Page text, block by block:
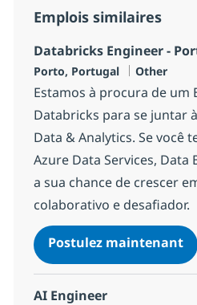
Emplois similaires
Databricks Engineer -
Localisation
Porto, Portugal Catégorie
Other
Estamos à procura de um
Databricks para se juntar
Data & Analytics. Se você
Azure Data Services, Data
a sua chance de crescer
colaborativo e desafiador.
Postulez maintenant
AI Engineer